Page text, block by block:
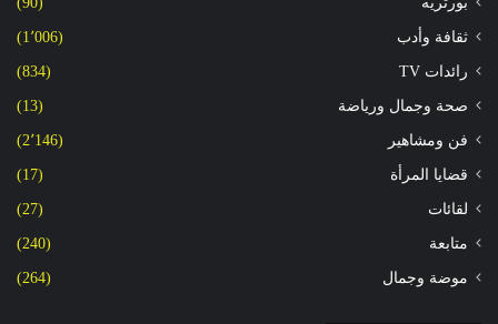
ثقافة وأدب (1٬006)
رائدات TV (834)
صحة وجمال ورياضة (13)
فن ومشاهير (2٬146)
قضايا المرأة (17)
لقائات (27)
متابعة (240)
موضة وجمال (264)